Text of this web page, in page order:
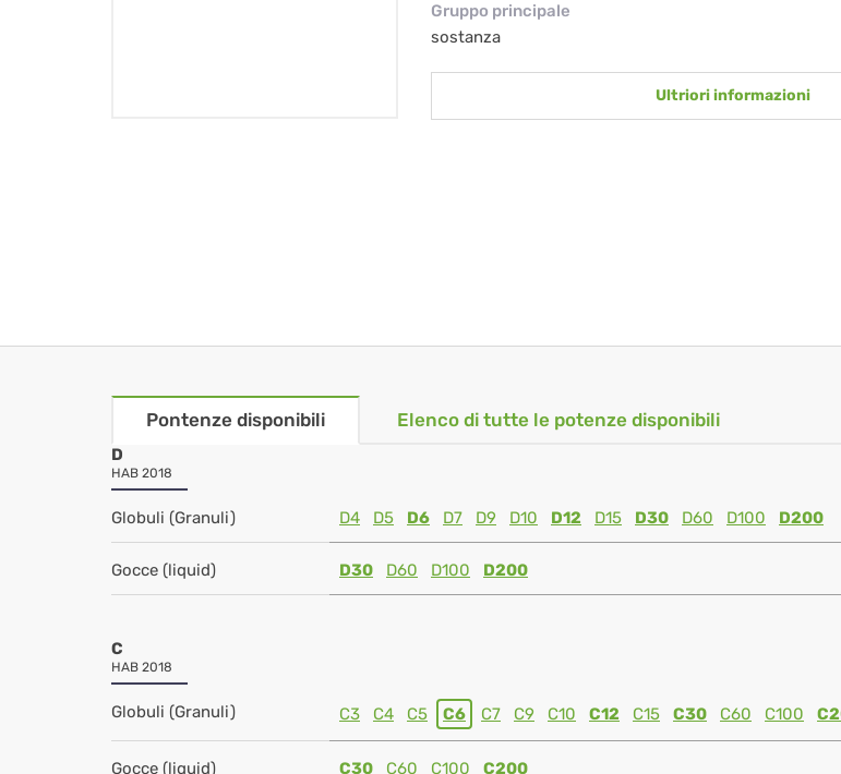
Gruppo principale
sostanza
Ultriori informazioni
Pontenze disponibili Elenco di tutte le potenze disponibili
D
HAB 2018
Globuli (Granuli) D4 D5 D6 D7 D9 D10 D12 D15 D30 D60 D100 D200
Gocce (liquid) D30 D60 D100 D200
C
HAB 2018
Globuli (Granuli) C3 C4 C5 C6 C7 C9 C10 C12 C15 C30 C60 C100
Gocce (liquid) C30 C60 C100 C200